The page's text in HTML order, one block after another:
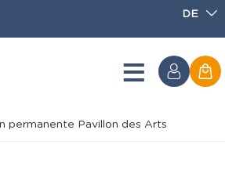
DE
permanente Pavillon des Arts